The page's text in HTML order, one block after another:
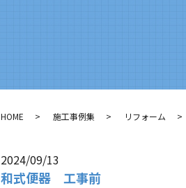
HOME 施工事例集 リフォーム
2024/09/13
和式便器 工事前